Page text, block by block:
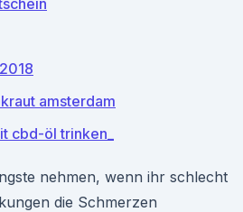
amsterdam
cbd-öl trinken_
nehmen, wenn ihr schlecht
die Schmerzen